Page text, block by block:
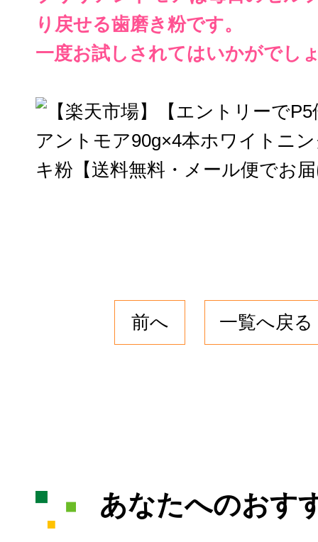
り戻せる歯磨き粉です。
一度お試しされてはいかがでし
前へ 一覧へ戻る
あなたへのおす